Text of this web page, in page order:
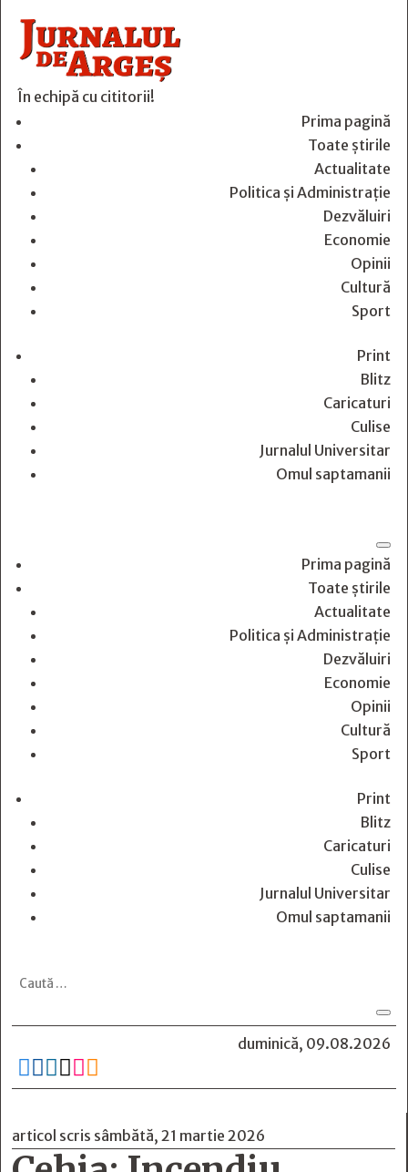
În echipă cu cititorii!
Prima pagină
Toate știrile
Actualitate
Politica și Administrație
Dezvăluiri
Economie
Opinii
Cultură
Sport
Print
Blitz
Caricaturi
Culise
Jurnalul Universitar
Omul saptamanii
Prima pagină
Toate știrile
Actualitate
Politica și Administrație
Dezvăluiri
Economie
Opinii
Cultură
Sport
Print
Blitz
Caricaturi
Culise
Jurnalul Universitar
Omul saptamanii
duminică, 09.08.2026
     
articol scris sâmbătă, 21 martie 2026